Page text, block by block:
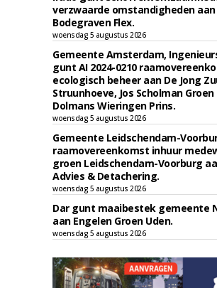
verzwaarde omstandigheden aan
Bodegraven Flex.
woensdag 5 augustus 2026
Gemeente Amsterdam,
gunt AI 2024-0210
ecologisch beheer aan De Jong
Struunhoeve, Jos Scholman Groen
Dolmans Wieringen Prins.
woensdag 5 augustus 2026
Gemeente Leidschendam-
raamovereenkomst inhuur
groen Leidschendam-Voorburg
Advies & Detachering.
woensdag 5 augustus 2026
Dar gunt maaibestek gemeente
aan Engelen Groen Uden.
woensdag 5 augustus 2026